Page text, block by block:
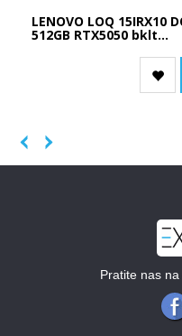
LENOVO LOQ 15IRX10
512GB RTX5050 bklt...
Pratite nas